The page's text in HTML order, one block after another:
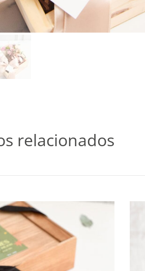
relacionados